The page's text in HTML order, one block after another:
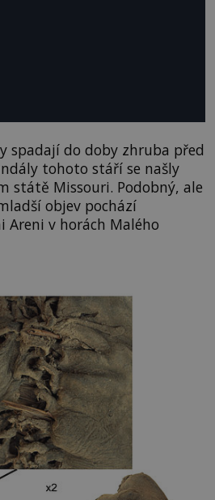
spadají do doby zhruba před
tohoto stáří se našly
státě Missouri. Podobný, ale
objev pochází
Areni v horách Malého